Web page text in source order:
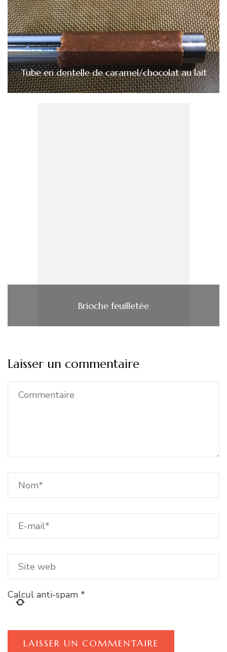
Tube en dentelle de caramel/chocolat au lait
Brioche feuilletée
Laisser un commentaire
Calcul anti-spam *